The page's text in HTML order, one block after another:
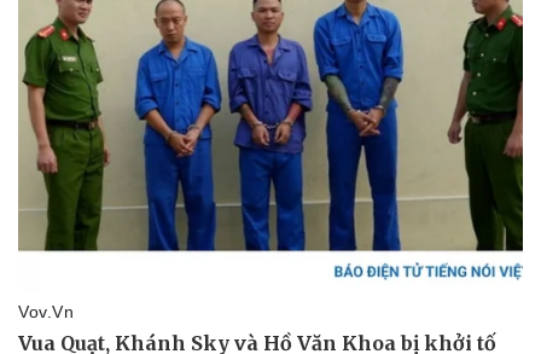
Pháp luật
Vụ án
Tin nóng
Tư vấn luật
Quân sự - Quốc phòng
Vũ khí
Việt Nam
Phân tích